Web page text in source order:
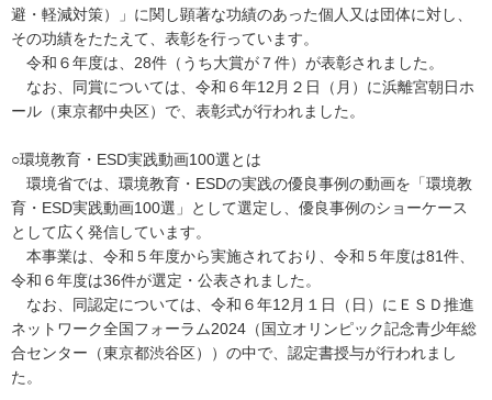
避・軽減対策）」に関し顕著な功績のあった個人又は団体に対し、
その功績をたたえて、表彰を行っています。
令和６年度は、28件（うち大賞が７件）が表彰されました。
なお、同賞については、令和６年12月２日（月）に浜離宮朝日ホ
ール（東京都中央区）で、表彰式が行われました。
○環境教育・ESD実践動画100選とは
環境省では、環境教育・ESDの実践の優良事例の動画を「環境教
育・ESD実践動画100選」として選定し、優良事例のショーケース
として広く発信しています。
本事業は、令和５年度から実施されており、令和５年度は81件、
令和６年度は36件が選定・公表されました。
なお、同認定については、令和６年12月１日（日）にＥＳＤ推進
ネットワーク全国フォーラム2024（国立オリンピック記念青少年総
合センター（東京都渋谷区））の中で、認定書授与が行われまし
た。